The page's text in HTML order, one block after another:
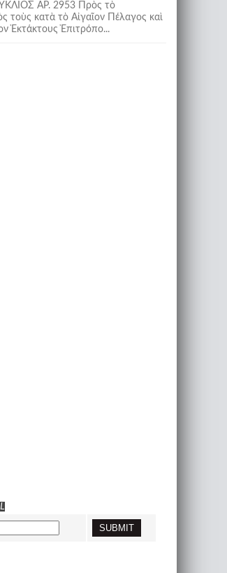
ΑΡ. 2953 Πρὸς τὸ
τοὺς κατὰ τὸ Αἰγαῖον Πέλαγος καὶ
Ἐκτάκτους Ἐπιτρόπο...